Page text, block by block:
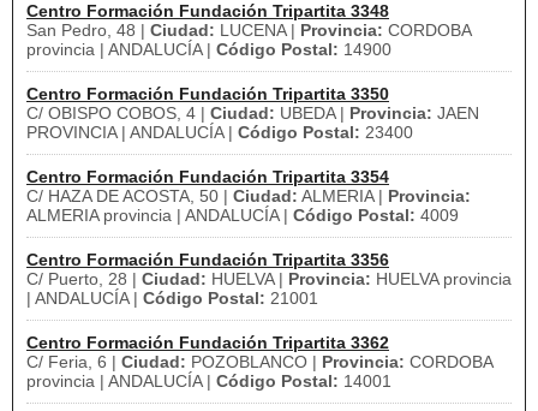
Centro Formación Fundación Tripartita 3348
San Pedro, 48 | Ciudad: LUCENA | Provincia: CORDOBA
provincia | ANDALUCÍA | Código Postal: 14900
Centro Formación Fundación Tripartita 3350
C/ OBISPO COBOS, 4 | Ciudad: UBEDA | Provincia: JAEN
PROVINCIA | ANDALUCÍA | Código Postal: 23400
Centro Formación Fundación Tripartita 3354
C/ HAZA DE ACOSTA, 50 | Ciudad: ALMERIA | Provincia:
ALMERIA provincia | ANDALUCÍA | Código Postal: 4009
Centro Formación Fundación Tripartita 3356
C/ Puerto, 28 | Ciudad: HUELVA | Provincia: HUELVA provincia
| ANDALUCÍA | Código Postal: 21001
Centro Formación Fundación Tripartita 3362
C/ Feria, 6 | Ciudad: POZOBLANCO | Provincia: CORDOBA
provincia | ANDALUCÍA | Código Postal: 14001